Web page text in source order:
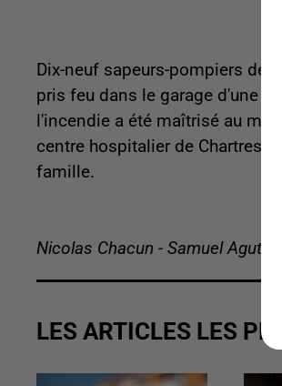
Dix-neuf sapeurs-pompiers de
pris feu dans le garage d'une
l'incendie a été maîtrisé au
centre hospitalier de Chartres
famille.
Nicolas Chacun - Samuel Agutter
LES ARTICLES LES